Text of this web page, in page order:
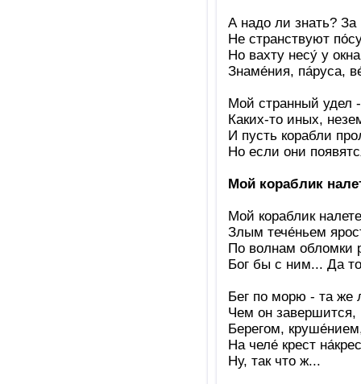
А надо ли знать?
Не странствуют
Но вахту несу́ у
Знаме́ния, па́руса,
Мой странный удел
Каких-то иных,
И пусть корабли
Но если они
Мой кораблик
Мой кораблик
Злым тече́ньем
По волнам обломки
Бог бы с ним... Да
Бег по морю - та же
Чем он
Берегом,
На челе́ крест
Ну, так что ж...